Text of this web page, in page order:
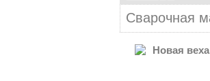
Сварочная
Новая